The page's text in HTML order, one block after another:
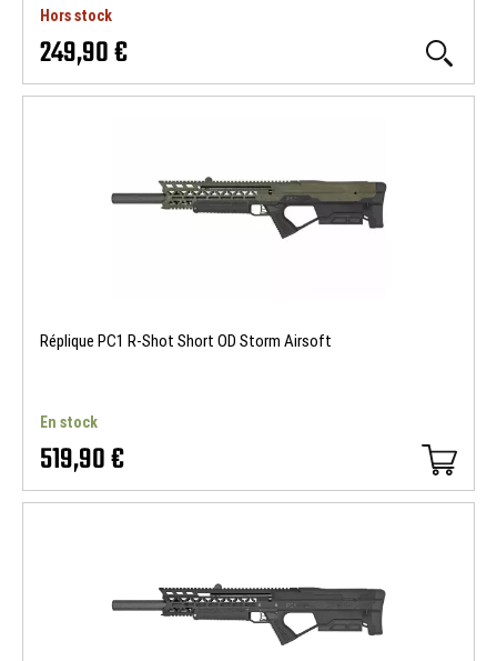
Hors stock
249,90 €
Réplique PC1 R-Shot Short OD Storm Airsoft
En stock
519,90 €